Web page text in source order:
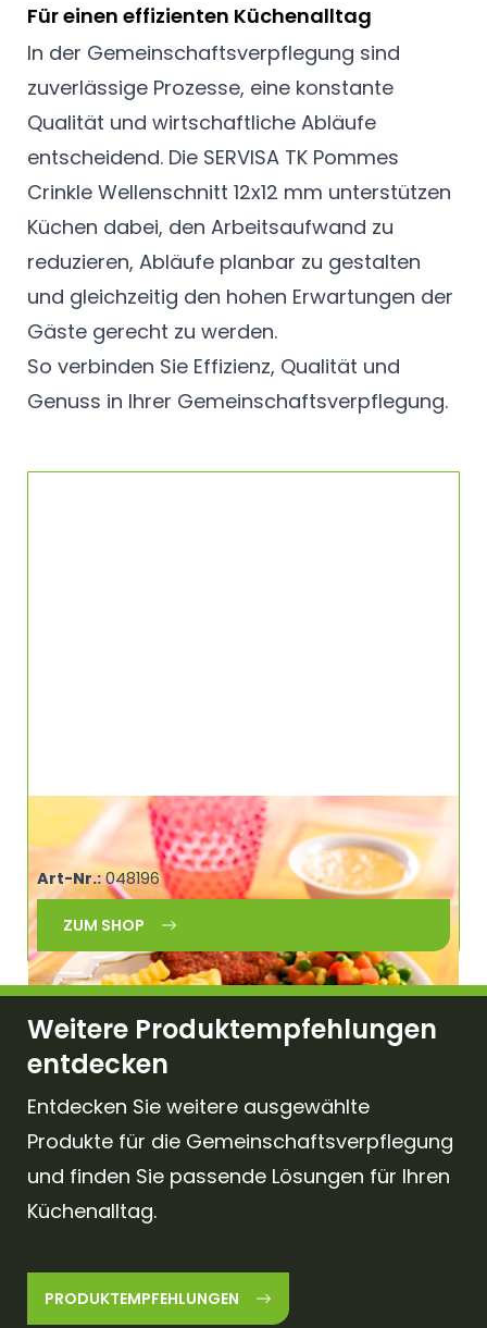
Für einen effizienten Küchenalltag
In der Gemeinschaftsverpflegung sind
zuverlässige Prozesse, eine konstante
Qualität und wirtschaftliche Abläufe
entscheidend. Die SERVISA TK Pommes
Crinkle Wellenschnitt 12x12 mm unterstützen
Küchen dabei, den Arbeitsaufwand zu
reduzieren, Abläufe planbar zu gestalten
und gleichzeitig den hohen Erwartungen der
Gäste gerecht zu werden.
So verbinden Sie Effizienz, Qualität und
Genuss in Ihrer Gemeinschaftsverpflegung.
TK Pommes Crinkle Wellenschnitt
vorgebacken 12x12mm SERVISA
Art-Nr.:048196
ZUM SHOP
Weitere Produktempfehlungen
entdecken
Entdecken Sie weitere ausgewählte
Produkte für die Gemeinschaftsverpflegung
und finden Sie passende Lösungen für Ihren
Küchenalltag.
PRODUKTEMPFEHLUNGEN